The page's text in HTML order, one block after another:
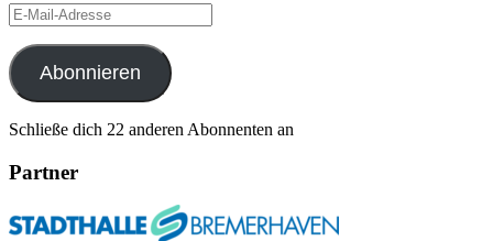
E-
Mail-
Adresse
Abonnieren
Schließe dich 22 anderen Abonnenten an
Partner